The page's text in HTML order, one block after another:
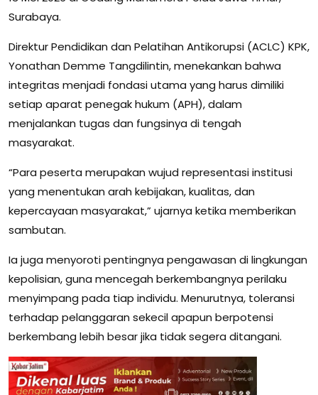
Surabaya.
Direktur Pendidikan dan Pelatihan Antikorupsi (ACLC) KPK,
Yonathan Demme Tangdilintin, menekankan bahwa
integritas menjadi fondasi utama yang harus dimiliki
setiap aparat penegak hukum (APH), dalam
menjalankan tugas dan fungsinya di tengah
masyarakat.
“Para peserta merupakan wujud representasi institusi
yang menentukan arah kebijakan, kualitas, dan
kepercayaan masyarakat,” ujarnya ketika memberikan
sambutan.
Ia juga menyoroti pentingnya pengawasan di lingkungan
kepolisian, guna mencegah berkembangnya perilaku
menyimpang pada tiap individu. Menurutnya, toleransi
terhadap pelanggaran sekecil apapun berpotensi
berkembang lebih besar jika tidak segera ditangani.